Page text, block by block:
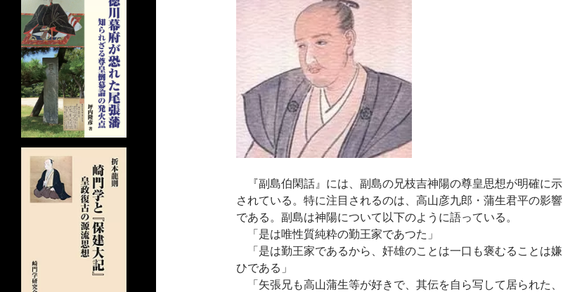
『副島伯閑話』には、副島の兄枝吉神陽の尊皇思想が明確に示
されている。特に注目されるのは、高山彦九郎・蒲生君平の影響
である。副島は神陽について以下のように語っている。
「是は唯性質純粋の勤王家であつた」
「是は勤王家であるから、奸雄のことは一口も褒むることは嫌
ひである」
「矢張兄も高山蒲生等が好きで、其伝を自ら写して居られた、